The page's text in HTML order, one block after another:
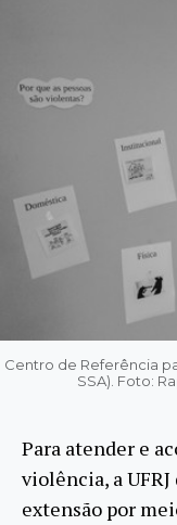
Centro de Referência
SSA). Foto:
Para atender e
violência, a
extensão por